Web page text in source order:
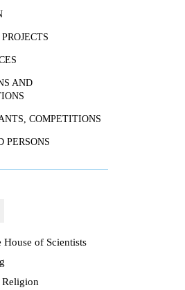
AND
COMPETITIONS
PERSONS
House of Scientists
Religion